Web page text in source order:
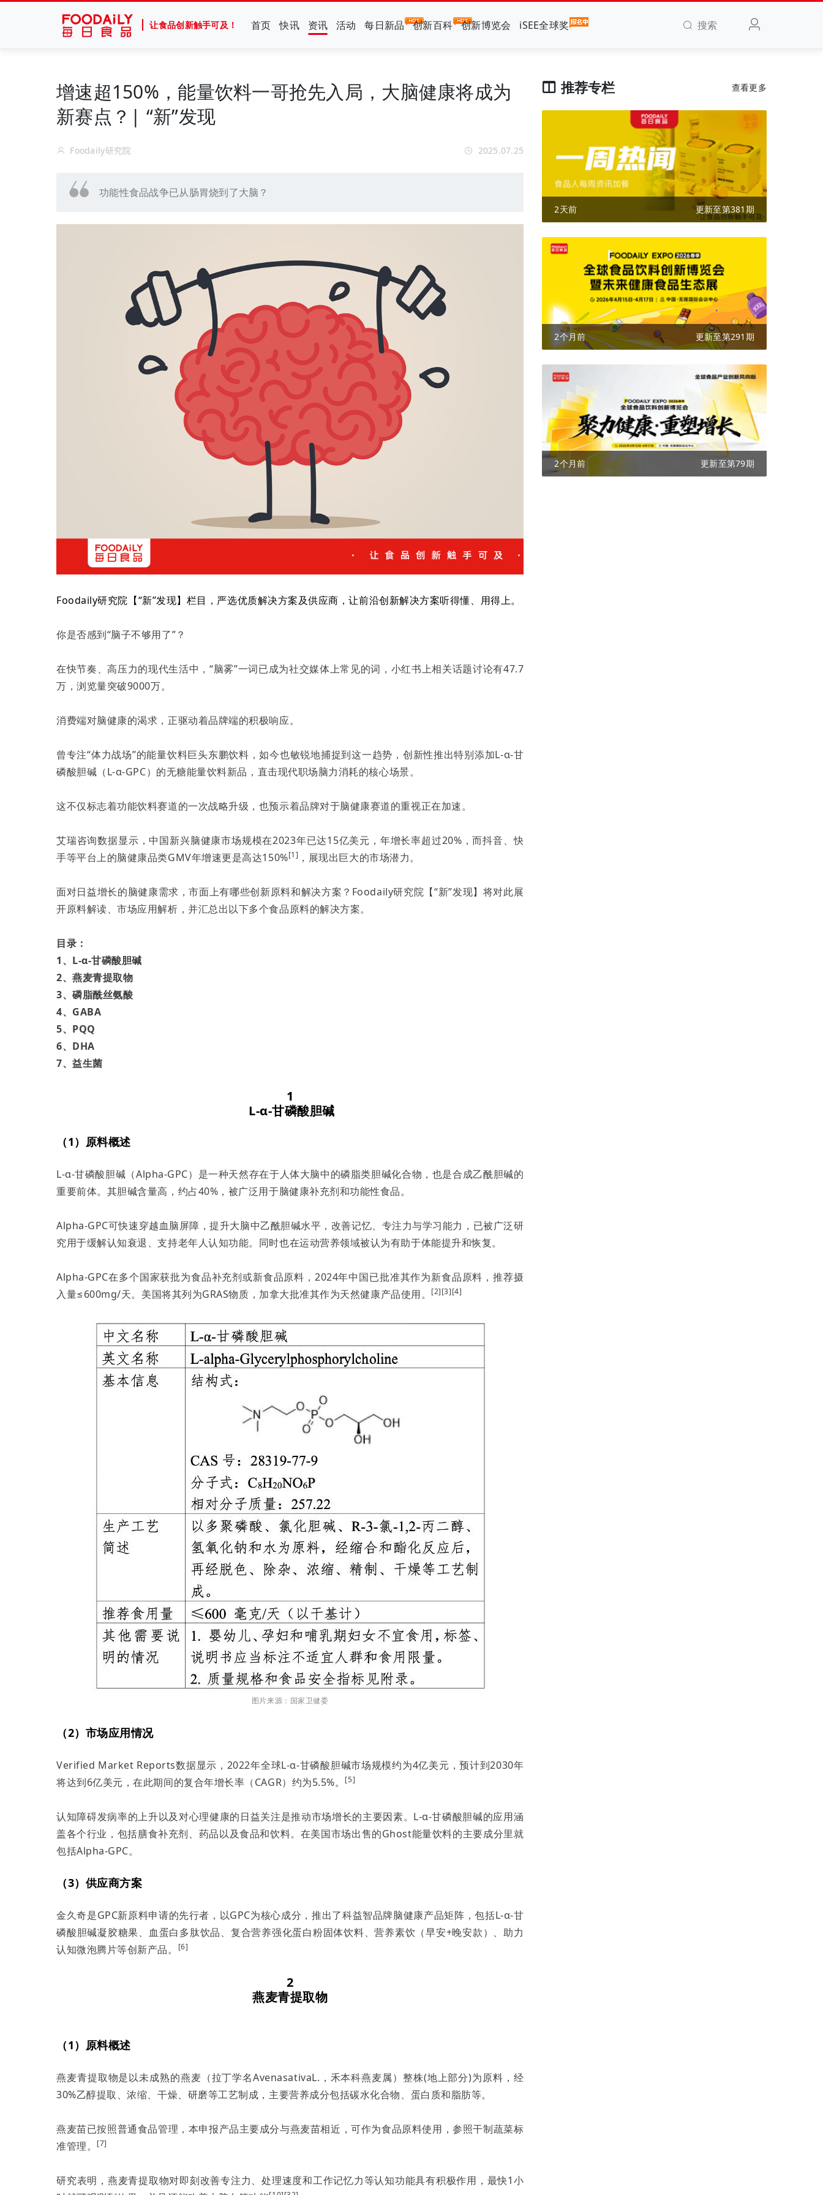
让食品创新触手可及！ 首页 快讯 资讯 活动 每日新品 创新百科 创新博览会 iSEE全球奖 搜索
增速超150%，能量饮料一哥抢先入局，大脑健康将成为
新赛点？| “新”发现
Foodaily研究院 2025.07.25
功能性食品战争已从肠胃烧到了大脑？
Foodaily研究院【“新”发现】栏目，严选优质解决方案及供应商，让前沿创新解决方案听得懂、用得上。
你是否感到“脑子不够用了”？
在快节奏、高压力的现代生活中，“脑雾”一词已成为社交媒体上常见的词，小红书上相关话题讨论有47.7
万，浏览量突破9000万。
消费端对脑健康的渴求，正驱动着品牌端的积极响应。
曾专注“体力战场”的能量饮料巨头东鹏饮料，如今也敏锐地捕捉到这一趋势，创新性推出特别添加L-α-甘
磷酸胆碱（L-α-GPC）的无糖能量饮料新品，直击现代职场脑力消耗的核心场景。
这不仅标志着功能饮料赛道的一次战略升级，也预示着品牌对于脑健康赛道的重视正在加速。
艾瑞咨询数据显示，中国新兴脑健康市场规模在2023年已达15亿美元，年增长率超过20%，而抖音、快
手等平台上的脑健康品类GMV年增速更是高达150%[1] ，展现出巨大的市场潜力。
面对日益增长的脑健康需求，市面上有哪些创新原料和解决方案？Foodaily研究院【“新”发现】将对此展
开原料解读、市场应用解析，并汇总出以下多个食品原料的解决方案。
目录：
1、L-α-甘磷酸胆碱
2、燕麦青提取物
3、磷脂酰丝氨酸
4、GABA
5、PQQ
6、DHA
7、益生菌
1
L-α-甘磷酸胆碱
（1）原料概述
L-α-甘磷酸胆碱（Alpha-GPC）是一种天然存在于人体大脑中的磷脂类胆碱化合物，也是合成乙酰胆碱的
重要前体。其胆碱含量高，约占40%，被广泛用于脑健康补充剂和功能性食品。
Alpha-GPC可快速穿越血脑屏障，提升大脑中乙酰胆碱水平，改善记忆、专注力与学习能力，已被广泛研
究用于缓解认知衰退、支持老年人认知功能。同时也在运动营养领域被认为有助于体能提升和恢复。
Alpha-GPC在多个国家获批为食品补充剂或新食品原料，2024年中国已批准其作为新食品原料，推荐摄
入量≤600mg/天。美国将其列为GRAS物质，加拿大批准其作为天然健康产品使用。
[2][3][4]
图片来源：国家卫健委
（2）市场应用情况
Verified Market Reports数据显示，2022年全球L-α-甘磷酸胆碱市场规模约为4亿美元，预计到2030年
将达到6亿美元，在此期间的复合年增长率（CAGR）约为5.5%。
[5]
认知障碍发病率的上升以及对心理健康的日益关注是推动市场增长的主要因素。L-α-甘磷酸胆碱的应用涵
盖各个行业，包括膳食补充剂、药品以及食品和饮料。在美国市场出售的Ghost能量饮料的主要成分里就
包括Alpha-GPC。
（3） 供应商方案
金久奇是GPC新原料申请的先行者，以GPC为核心成分，推出了科益智品牌脑健康产品矩阵，包括L-α-甘
磷酸胆碱凝胶糖果、血蛋白多肽饮品、复合营养强化蛋白粉固体饮料、营养素饮（早安+晚安款）、助力
认知微泡腾片等创新产品。
[6]
2
燕麦青提取物
（1）原料概述
燕麦青提取物是以未成熟的燕麦（拉丁学名AvenasativaL.，禾本科燕麦属）整株(地上部分)为原料，经
30%乙醇提取、浓缩、干燥、研磨等工艺制成，主要营养成分包括碳水化合物、蛋白质和脂肪等。
燕麦苗已按照普通食品管理，本申报产品主要成分与燕麦苗相近，可作为食品原料使用，参照干制蔬菜标
准管理。
[7]
研究表明，燕麦青提取物对即刻改善专注力、处理速度和工作记忆力等认知功能具有积极作用，最快1小
推荐专栏 查看更多
2天前 更新至第381期
2个月前 更新至第291期
2个月前 更新至第79期